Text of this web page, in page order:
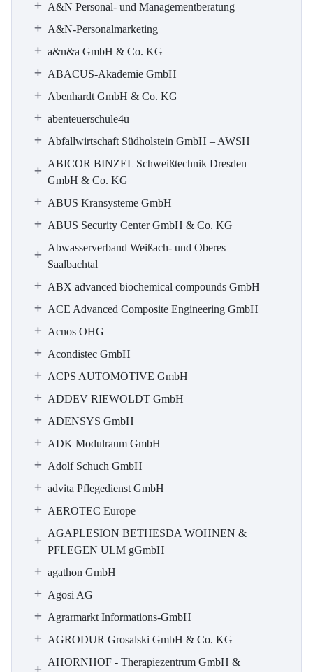
A&N Personal- und Managementberatung
A&N-Personalmarketing
a&n&a GmbH & Co. KG
ABACUS-Akademie GmbH
Abenhardt GmbH & Co. KG
abenteuerschule4u
Abfallwirtschaft Südholstein GmbH – AWSH
ABICOR BINZEL Schweißtechnik Dresden
GmbH & Co. KG
ABUS Kransysteme GmbH
ABUS Security Center GmbH & Co. KG
Abwasserverband Weißach- und Oberes
Saalbachtal
ABX advanced biochemical compounds GmbH
ACE Advanced Composite Engineering GmbH
Acnos OHG
Acondistec GmbH
ACPS AUTOMOTIVE GmbH
ADDEV RIEWOLDT GmbH
ADENSYS GmbH
ADK Modulraum GmbH
Adolf Schuch GmbH
advita Pflegedienst GmbH
AEROTEC Europe
AGAPLESION BETHESDA WOHNEN &
PFLEGEN ULM gGmbH
agathon GmbH
Agosi AG
Agrarmarkt Informations-GmbH
AGRODUR Grosalski GmbH & Co. KG
AHORNHOF - Therapiezentrum GmbH &